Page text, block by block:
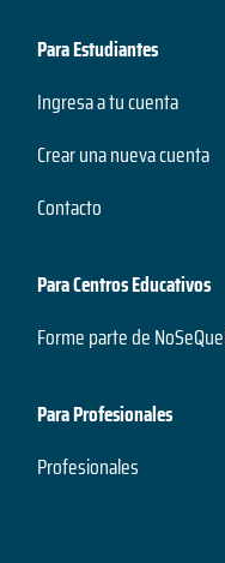
Para Estudiantes
Ingresa a tu cuenta
Crear una nueva cuenta
Contacto
Para Centros Educativos
Forme parte de
Para Profesionales
Profesionales